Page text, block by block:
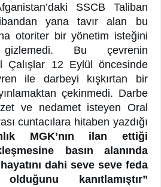
SSCB Taliban
yana tavır alan bu
otoriter bir yönetim isteğini
Bu çevrenin
Çalışlar 12 Eylül öncesinde
ile darbeyi kışkırtan bir
çekinmedi. Darbe
ve nedamet isteyen Oral
cuntacılara hitaben yazdığı
MGK’nın ilan ettiği
basın alanında
dahi seve seve feda
kanıtlamıştır”